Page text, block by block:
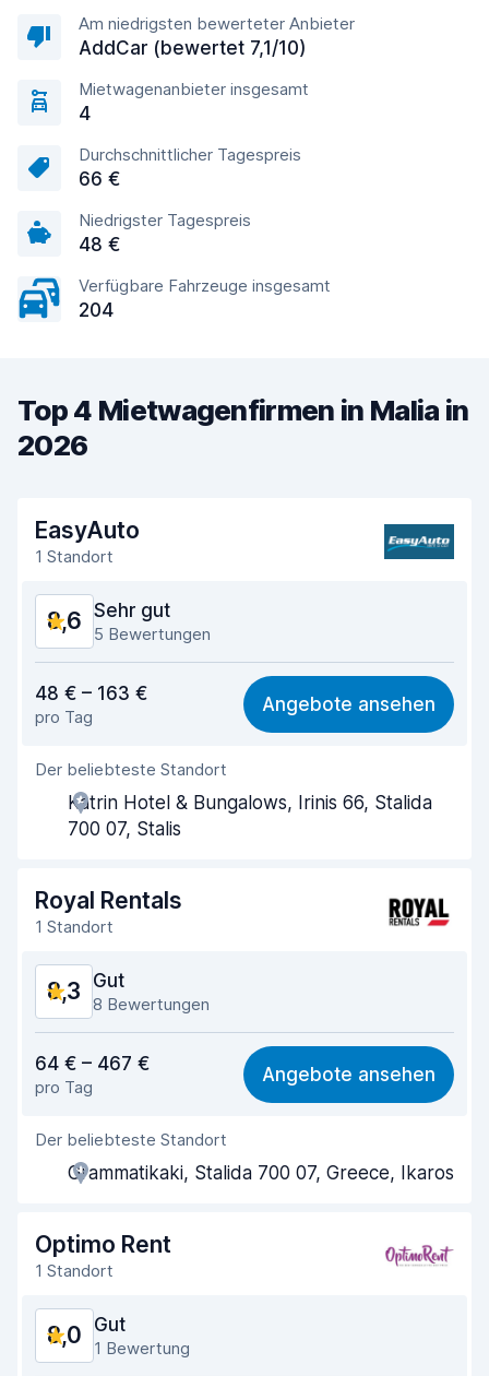
Am niedrigsten bewerteter Anbieter
AddCar (bewertet 7,1/10)
Mietwagenanbieter insgesamt
4
Durchschnittlicher Tagespreis
66 €
Niedrigster Tagespreis
48 €
Verfügbare Fahrzeuge insgesamt
204
Top 4 Mietwagenfirmen in Malia in
2026
EasyAuto
1 Standort
8,6 Sehr gut
5 Bewertungen
8,6
Einfach zu finden 8,4
Agenten-Hilfsbereitschaft
Schnelle Abholung
Sauberkeit des Fahrzeugs 8,9
Zustand des Fahrzeugs
48 € – 163 €
pro Tag
Angebote ansehen
Der beliebteste Standort
Katrin Hotel & Bungalows, Irinis 66, Stalida
700 07, Stalis
Royal Rentals
1 Standort
8,3 Gut
8 Bewertungen
8,5
Einfach zu finden 7,8
Agenten-Hilfsbereitschaft
Schnelle Abholung
Schnelle Abgabe
Zustand des Fahrzeugs
64 € – 467 €
pro Tag
Angebote ansehen
Der beliebteste Standort
Grammatikaki, Stalida 700 07, Greece, Ikaros
Optimo Rent
1 Standort
8,0 Gut
1 Bewertung